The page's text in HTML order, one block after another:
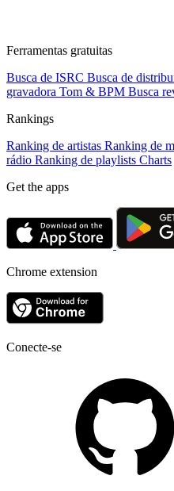
Ferramentas gratuitas
Busca de ISRC Busca de
gravadora Tom & BPM Busca
Rankings
Ranking de artistas Ranking de
rádio Ranking de playlists Charts
Get the apps
Chrome extension
Conecte-se